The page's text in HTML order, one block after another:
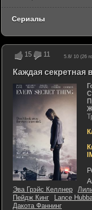
15 11 5.8/ 10 (26
Каждая секретная
Эва Грэйс Келлнер
Пейдж Кинг
Lance
Дакота Фаннинг
Сериалы